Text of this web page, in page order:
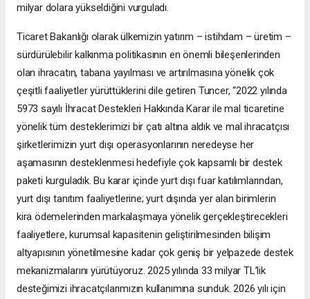
milyar dolara yükseldiğini vurguladı.
Ticaret Bakanlığı olarak ülkemizin yatırım – istihdam – üretim –
sürdürülebilir kalkınma politikasının en önemli bileşenlerinden
olan ihracatın, tabana yayılması ve artırılmasına yönelik çok
çeşitli faaliyetler yürüttüklerini dile getiren Tuncer, “2022 yılında
5973 sayılı İhracat Destekleri Hakkında Karar ile mal ticaretine
yönelik tüm desteklerimizi bir çatı altına aldık ve mal ihracatçısı
şirketlerimizin yurt dışı operasyonlarının neredeyse her
aşamasının desteklenmesi hedefiyle çok kapsamlı bir destek
paketi kurguladık. Bu karar içinde yurt dışı fuar katılımlarından,
yurt dışı tanıtım faaliyetlerine; yurt dışında yer alan birimlerin
kira ödemelerinden markalaşmaya yönelik gerçekleştirecekleri
faaliyetlere, kurumsal kapasitenin geliştirilmesinden bilişim
altyapısının yönetilmesine kadar çok geniş bir yelpazede destek
mekanizmalarını yürütüyoruz. 2025 yılında 33 milyar TL’lik
desteğimizi ihracatçılarımızın kullanımına sunduk. 2026 yılı için